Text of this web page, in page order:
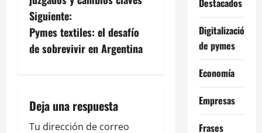
v
e
c
Siguiente:
Pymes textiles: el desafío
de sobrevivir en Argentina
Deja una respuesta
Tu dirección de correo
Digitalización
de pymes
Economía
Empresas
Frases